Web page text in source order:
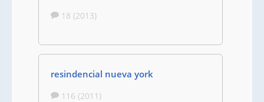
18 (2013)
resindencial nueva york
116 (2011)